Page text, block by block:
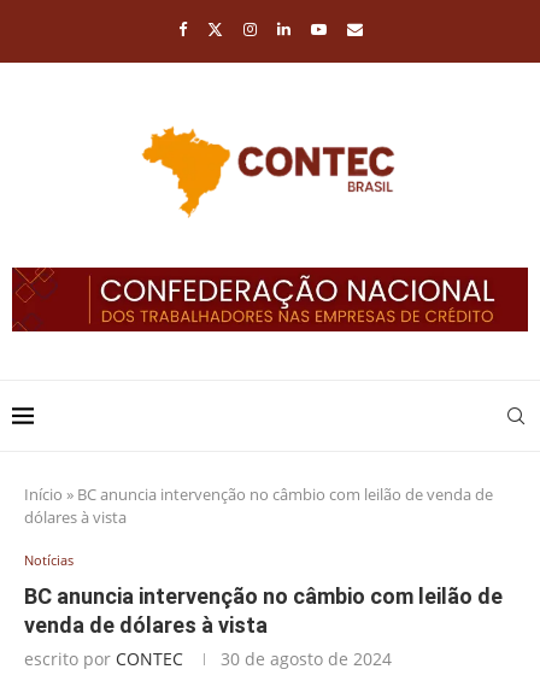
Início » BC anuncia intervenção no câmbio com leilão de venda de
dólares à vista
Notícias
BC anuncia intervenção no câmbio com leilão de
venda de dólares à vista
escrito por CONTEC 30 de agosto de 2024